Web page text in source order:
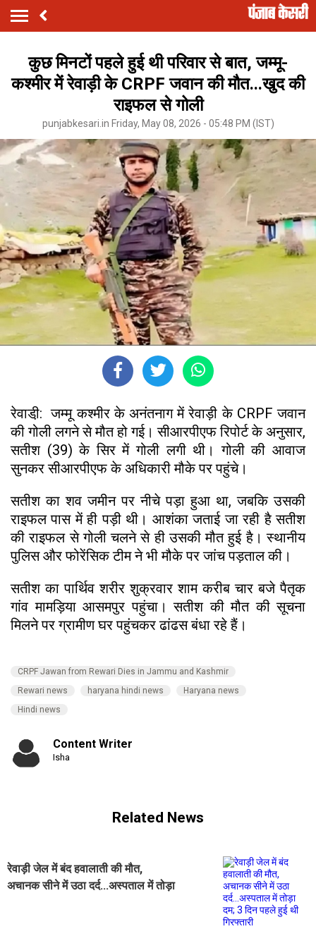
कुछ मिनटों पहले हुई थी परिवार से बात, जम्मू-
कश्मीर में रेवाड़ी के CRPF जवान की मौत...खुद की
राइफल से गोली
punjabkesari.in Friday, May 08, 2026 - 05:48 PM (IST)
रेवाडी़: जम्मू कश्मीर के अनंतनाग में रेवाड़ी के CRPF जवान
की गोली लगने से मौत हो गई। सीआरपीएफ रिपोर्ट के अनुसार,
सतीश (39) के सिर में गोली लगी थी। गोली की आवाज
सुनकर सीआरपीएफ के अधिकारी मौके पर पहुंचे।
सतीश का शव जमीन पर नीचे पड़ा हुआ था, जबकि उसकी
राइफल पास में ही पड़ी थी। आशंका जताई जा रही है सतीश
की राइफल से गोली चलने से ही उसकी मौत हुई है। स्थानीय
पुलिस और फोरेंसिक टीम ने भी मौके पर जांच पड़ताल की।
सतीश का पार्थिव शरीर शुक्रवार शाम करीब चार बजे पैतृक
गांव मामड़िया आसमपुर पहुंचा। सतीश की मौत की सूचना
मिलने पर ग्रामीण घर पहुंचकर ढांढस बंधा रहे हैं।
CRPF Jawan from Rewari Dies in Jammu and Kashmir
Rewari news
haryana hindi news
Haryana news
Hindi news
Content Writer
Isha
Related News
रेवाड़ी जेल में बंद हवालाती की मौत,
अचानक सीने में उठा दर्द...अस्पताल में तोड़ा